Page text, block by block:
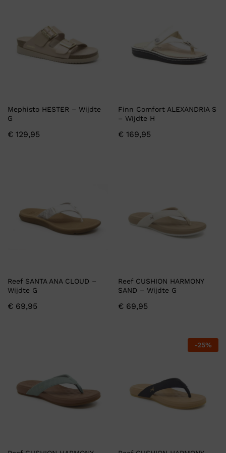
Mephisto HESTER – Wijdte
G
€ 129,95
Finn Comfort ALEXANDRIA S
– Wijdte H
€ 169,95
Reef SANTA ANA CLOUD –
Wijdte G
€ 69,95
Reef CUSHION HARMONY
SAND – Wijdte G
€ 69,95
-25%